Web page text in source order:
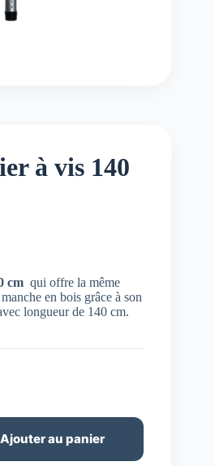
à vis 140
cm qui offre la même
en bois grâce à son
longueur de 140 cm.
Ajouter au panier